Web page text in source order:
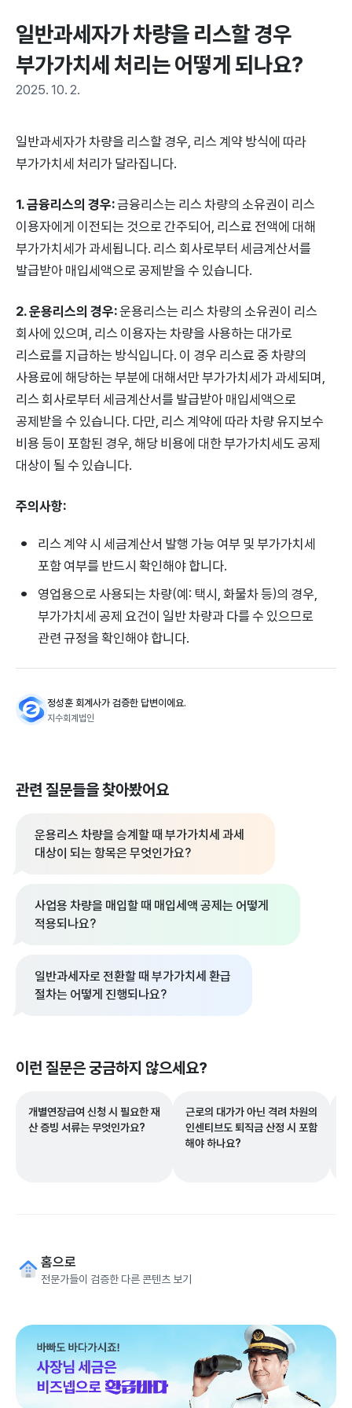
일반과세자가 차량을 리스할 경우
부가가치세 처리는 어떻게 되나요?
2025. 10. 2.
일반과세자가 차량을 리스할 경우, 리스 계약 방식에 따라
부가가치세 처리가 달라집니다.
1. 금융리스의 경우:금융리스는 리스 차량의 소유권이 리스
이용자에게 이전되는 것으로 간주되어, 리스료 전액에 대해
부가가치세가 과세됩니다. 리스 회사로부터 세금계산서를
발급받아 매입세액으로 공제받을 수 있습니다.
2. 운용리스의 경우:운용리스는 리스 차량의 소유권이 리스
회사에 있으며, 리스 이용자는 차량을 사용하는 대가로
리스료를 지급하는 방식입니다. 이 경우 리스료 중 차량의
사용료에 해당하는 부분에 대해서만 부가가치세가 과세되며,
리스 회사로부터 세금계산서를 발급받아 매입세액으로
공제받을 수 있습니다. 다만, 리스 계약에 따라 차량 유지보수
비용 등이 포함된 경우, 해당 비용에 대한 부가가치세도 공제
대상이 될 수 있습니다.
주의사항:
리스 계약 시 세금계산서 발행 가능 여부 및 부가가치세
포함 여부를 반드시 확인해야 합니다.
영업용으로 사용되는 차량(예: 택시, 화물차 등)의 경우,
부가가치세 공제 요건이 일반 차량과 다를 수 있으므로
관련 규정을 확인해야 합니다.
정성훈 회계사가 검증한 답변이에요.
지수회계법인
관련 질문들을 찾아봤어요
운용리스 차량을 승계할 때 부가가치세 과세
대상이 되는 항목은 무엇인가요?
사업용 차량을 매입할 때 매입세액 공제는 어떻게
적용되나요?
일반과세자로 전환할 때 부가가치세 환급
절차는 어떻게 진행되나요?
이런 질문은 궁금하지 않으세요?
개별연장급여 신청 시 필요한 재
산 증빙 서류는 무엇인가요?
근로의 대가가 아닌 격려 차원의
인센티브도 퇴직금 산정 시 포함
해야 하나요?
홈으로
전문가들이 검증한 다른 콘텐츠 보기